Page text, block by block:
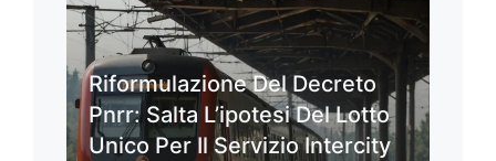
Riformulazione Del Decreto
Pnrr: Salta L’ipotesi Del Lotto
Unico Per Il Servizio Intercity